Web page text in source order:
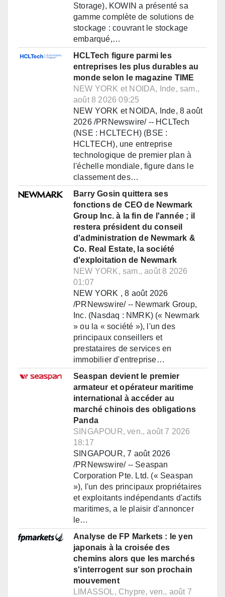
Storage), KOWIN a présenté sa
gamme complète de solutions de
stockage : couvrant le stockage
embarqué,…
HCLTech figure parmi les
entreprises les plus durables au
monde selon le magazine TIME
NEW YORK et NOIDA, Inde, sam.,
août 8 2026 09:25
NEW YORK et NOIDA, Inde, 8 août
2026 /PRNewswire/ -- HCLTech
(NSE : HCLTECH) (BSE :
HCLTECH), une entreprise
technologique de premier plan à
l'échelle mondiale, figure dans le
classement des…
Barry Gosin quittera ses
fonctions de CEO de Newmark
Group Inc. à la fin de l'année ; il
restera président du conseil
d'administration de Newmark &
Co. Real Estate, la société
d'exploitation de Newmark
NEW YORK, sam., août 8 2026
01:07
NEW YORK , 8 août 2026
/PRNewswire/ -- Newmark Group,
Inc. (Nasdaq : NMRK) (« Newmark
» ou la « société »), l'un des
principaux conseillers et
prestataires de services en
immobilier d'entreprise…
Seaspan devient le premier
armateur et opérateur maritime
international à accéder au
marché chinois des obligations
Panda
SINGAPOUR, ven., août 7 2026
18:17
SINGAPOUR, 7 août 2026
/PRNewswire/ -- Seaspan
Corporation Pte. Ltd. (« Seaspan
»), l'un des principaux propriétaires
et exploitants indépendants d'actifs
maritimes, a le plaisir d'annoncer
le…
Analyse de FP Markets : le yen
japonais à la croisée des
chemins alors que les marchés
s'interrogent sur son prochain
mouvement
LIMASSOL, Chypre, ven., août 7